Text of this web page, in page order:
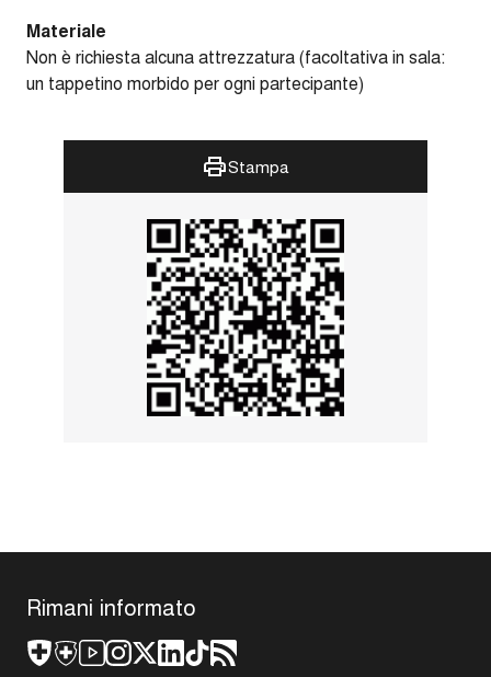
Materiale
Non è richiesta alcuna attrezzatura (facoltativa in sala:
un tappetino morbido per ogni partecipante)
Stampa
Rimani informato